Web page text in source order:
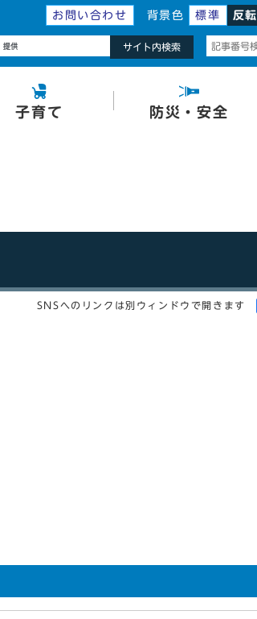
お問い合わせ 背景色 標準 反転
サイト内検索
子育て 防災・安全
SNSへのリンクは別ウィンドウで開きます